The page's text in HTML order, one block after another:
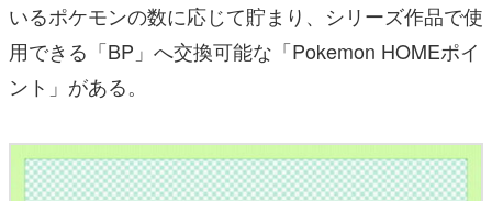
いるポケモンの数に応じて貯まり、シリーズ作品で使
用できる「BP」へ交換可能な「Pokemon HOMEポイ
ント」がある。